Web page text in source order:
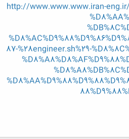
http://www.www.www.iran-
87-%28engineer.sh%29-